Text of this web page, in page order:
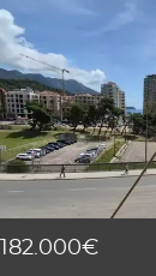
182.000€